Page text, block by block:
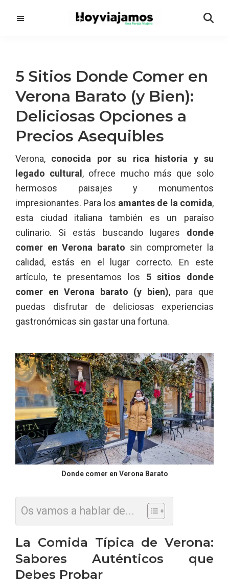
principal
5 Sitios Donde Comer en
Verona Barato (y Bien):
Deliciosas Opciones a
Precios Asequibles
Verona, conocida por su rica historia y su
legado cultural , ofrece mucho más que solo
hermosos paisajes y monumentos
impresionantes. Para los amantes de la comida,
esta ciudad italiana también es un paraíso
culinario. Si estás buscando lugares donde
comer en Verona barato sin comprometer la
calidad, estás en el lugar correcto. En este
artículo, te presentamos los 5 sitios donde
comer en Verona barato (y bien), para que
puedas disfrutar de deliciosas experiencias
gastronómicas sin gastar una fortuna.
Donde comer en Verona Barato
Os vamos a hablar de...
La Comida Típica de Verona:
Sabores Auténticos que
Debes Probar